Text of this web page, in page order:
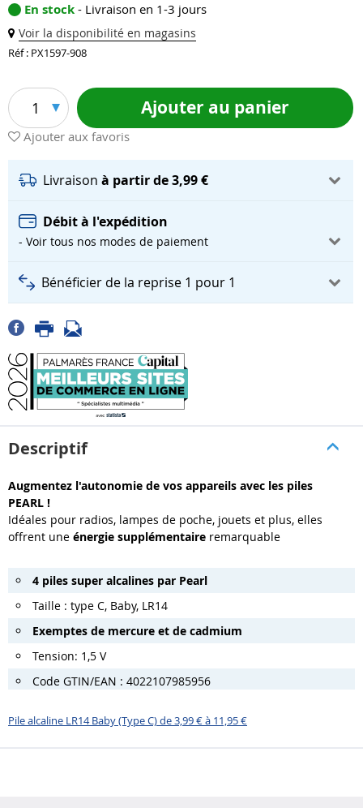
En stock - Livraison en 1-3 jours
Voir la disponibilité en magasins
Réf : PX1597-908
1 Ajouter au panier
Ajouter aux favoris
Livraison à partir de 3,99 €
Débit à l'expédition
- Voir tous nos modes de paiement
Bénéficier de la reprise 1 pour 1
Descriptif
Augmentez l'autonomie de vos appareils avec les piles
PEARL !
Idéales pour radios, lampes de poche, jouets et plus, elles
offrent une énergie supplémentaire remarquable
4 piles super alcalines par Pearl
Taille : type C, Baby, LR14
Exemptes de mercure et de cadmium
Tension: 1,5 V
Code GTIN/EAN : 4022107985956
Pile alcaline LR14 Baby (Type C) de 3,99 € à 11,95 €